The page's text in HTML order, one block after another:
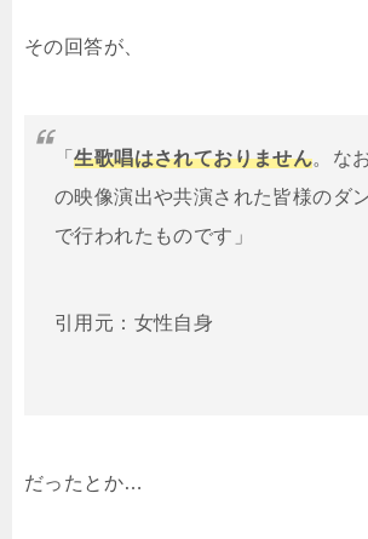
その回答が、
「生歌唱はされておりません。な
の映像演出や共演された皆様のダ
で行われたものです」
引用元：女性自身
だったとか…